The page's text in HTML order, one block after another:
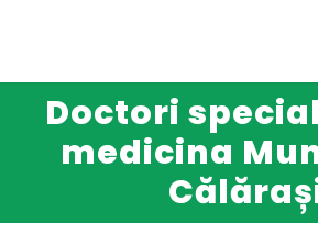
Doctori
medicina